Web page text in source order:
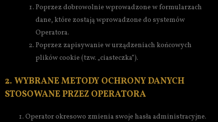
Poprzez dobrowolnie wprowadzone w formularzach
dane, które zostają wprowadzone do systemów
Operatora.
Poprzez zapisywanie w urządzeniach końcowych
plików cookie (tzw. „ciasteczka”).
2. WYBRANE METODY OCHRONY DANYCH
STOSOWANE PRZEZ OPERATORA
Operator okresowo zmienia swoje hasła administracyjne.